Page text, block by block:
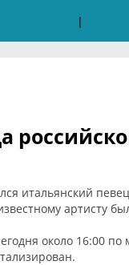
|
итальянский
артисту
около 16:00